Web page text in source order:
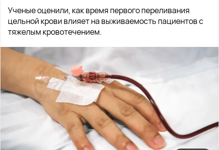
Ученые оценили, как время первого переливания
цельной крови влияет на выживаемость пациентов с
тяжелым кровотечением.